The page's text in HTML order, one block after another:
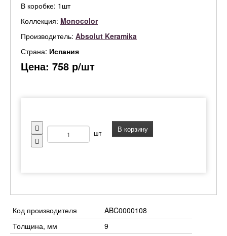
В коробке: 1шт
Коллекция: Monocolor
Производитель: Absolut Keramika
Страна: Испания
Цена: 758 р/шт
шт В корзину
Код производителя
ABC0000108
Толщина, мм
9